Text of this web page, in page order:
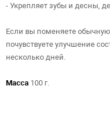
- Укрепляет зубы и десны,
Если вы поменяете
почувствуете улучшение
несколько дней.
Масса 100 г.